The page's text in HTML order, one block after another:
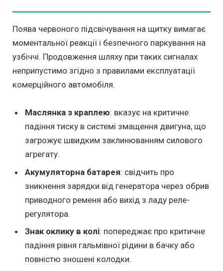
Поява червоного підсвічування на щитку вимагає
моментальної реакції і безпечного паркування на
узбіччі. Продовження шляху при таких сигналах
неприпустимо згідно з правилами експлуатації
комерційного автомобіля.
Маслянка з краплею: вказує на критичне
падіння тиску в системі змащення двигуна, що
загрожує швидким заклинюванням силового
агрегату.
Акумуляторна батарея: свідчить про
зникнення зарядки від генератора через обрив
приводного ременя або вихід з ладу реле-
регулятора.
Знак оклику в колі: попереджає про критичне
падіння рівня гальмівної рідини в бачку або
повністю зношені колодки.